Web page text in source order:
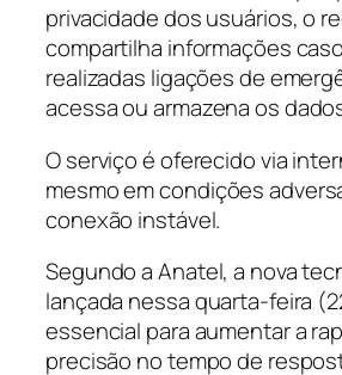
privacidade dos usuários, o
compartilha informações
realizadas ligações de
acessa ou armazena os
O serviço é oferecido via
mesmo em condições
conexão instável.
Segundo a Anatel, a nova
lançada nessa quarta-feira
essencial para aumentar a
precisão no tempo de